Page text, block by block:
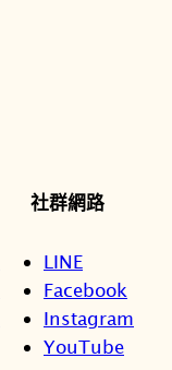
社群網路
LINE
Facebook
Instagram
YouTube